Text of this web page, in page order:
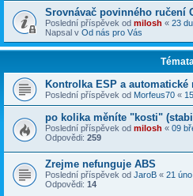
Srovnávač povinného ručení
Poslední příspěvek od milosh « 23
Napsal v Od nás pro Vás
Kontrolka ESP a automatické
Poslední příspěvek od Morfeus70 «
po kolika měníte "kosti"
Poslední příspěvek od milosh « 09
Odpovědi: 259
Zrejme nefunguje ABS
Poslední příspěvek od JaroB « 21
Odpovědi: 14